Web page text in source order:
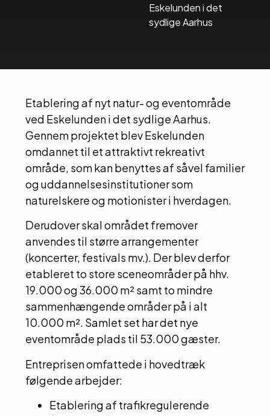
Eskelunden i det
sydlige Aarhus
Etablering af nyt natur- og eventområde
ved Eskelunden i det sydlige Aarhus.
Gennem projektet blev Eskelunden
omdannet til et attraktivt rekreativt
område, som kan benyttes af såvel familier
og uddannelsesinstitutioner som
naturelskere og motionister i hverdagen.
Derudover skal området fremover
anvendes til større arrangementer
(koncerter, festivals mv.). Der blev derfor
etableret to store sceneområder på hhv.
19.000 og 36.000 m² samt to mindre
sammenhængende områder på i alt
10.000 m². Samlet set har det nye
eventområde plads til 53.000 gæster.
Entreprisen omfattede i hovedtræk
følgende arbejder:
Etablering af trafikregulerende